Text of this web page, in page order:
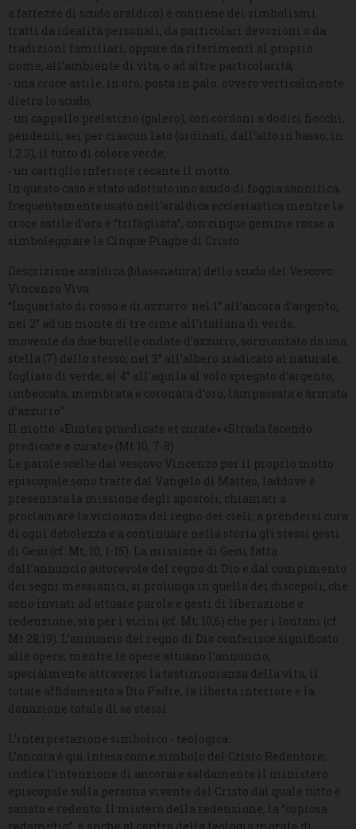
a fattezze di scudo araldico) e contiene dei simbolismi
tratti da idealità personali, da particolari devozioni o da
tradizioni familiari, oppure da riferimenti al proprio
nome, all’ambiente di vita, o ad altre particolarità;
- una croce astile, in oro, posta in palo, ovvero verticalmente
dietro lo scudo;
- un cappello prelatizio (galero), con cordoni a dodici fiocchi,
pendenti, sei per ciascun lato (ordinati, dall’alto in basso, in
1.2.3), il tutto di colore verde;
- un cartiglio inferiore recante il motto.
In questo caso è stato adottato uno scudo di foggia sannitica,
frequentemente usato nell’araldica ecclesiastica mentre la
croce astile d’oro è “trifogliata”, con cinque gemme rosse a
simboleggiare le Cinque Piaghe di Cristo.
Descrizione araldica (blasonatura) dello scudo del Vescovo
Vincenzo Viva
“Inquartato di rosso e di azzurro: nel 1° all’ancora d’argento;
nel 2° ad un monte di tre cime all’italiana di verde,
movente da due burelle ondate d’azzurro, sormontato da una
stella (7) dello stesso; nel 3° all’albero sradicato al naturale,
fogliato di verde; al 4° all’aquila al volo spiegato d’argento,
imbeccata, membrata e coronata d’oro, lampassata e armata
d’azzurro”.
Il motto: «Euntes praedicate et curate» «Strada facendo
predicate e curate» (Mt 10, 7-8)
Le parole scelte dal vescovo Vincenzo per il proprio motto
episcopale sono tratte dal Vangelo di Matteo, laddove è
presentata la missione degli apostoli, chiamati a
proclamare la vicinanza del regno dei cieli, a prendersi cura
di ogni debolezza e a continuare nella storia gli stessi gesti
di Gesù (cf. Mt, 10, 1-15). La missione di Gesù, fatta
dall’annuncio autorevole del regno di Dio e dal compimento
dei segni messianici, si prolunga in quella dei discepoli, che
sono inviati ad attuare parole e gesti di liberazione e
redenzione, sia per i vicini (cf. Mt, 10,6) che per i lontani (cf.
Mt 28,19). L’annuncio del regno di Dio conferisce significato
alle opere; mentre le opere attuano l’annuncio,
specialmente attraverso la testimonianza della vita, il
totale affidamento a Dio Padre, la libertà interiore e la
donazione totale di se stessi.
L’interpretazione simbolico - teologica:
L’ancora è qui intesa come simbolo del Cristo Redentore;
indica l’intenzione di ancorare saldamente il ministero
episcopale sulla persona vivente del Cristo dal quale tutto è
sanato e redento. Il mistero della redenzione, la “copiosa
redemptio”, è anche al centro della teologia morale di